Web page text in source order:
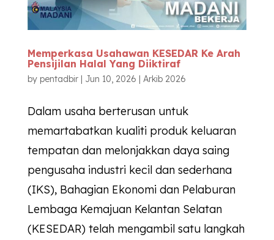
Memperkasa Usahawan KESEDAR Ke Arah
Pensijilan Halal Yang Diiktiraf
by pentadbir| Jun 10, 2026 | Arkib 2026
Dalam usaha berterusan untuk
memartabatkan kualiti produk keluaran
tempatan dan melonjakkan daya saing
pengusaha industri kecil dan sederhana
(IKS), Bahagian Ekonomi dan Pelaburan
Lembaga Kemajuan Kelantan Selatan
(KESEDAR) telah mengambil satu langkah